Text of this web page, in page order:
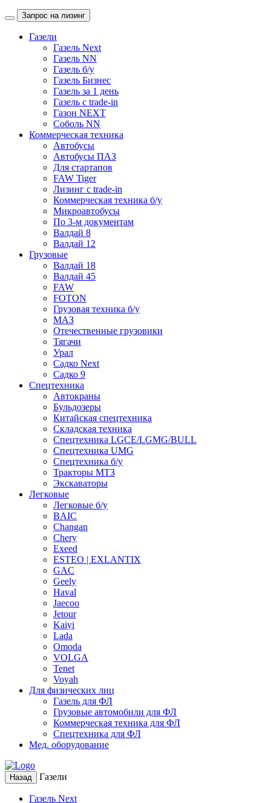
Запрос на лизинг
Газели
Газель Next
Газель NN
Газель б/у
Газель Бизнес
Газель за 1 день
Газель с trade-in
Газон NEXT
Соболь NN
Коммерческая техника
Автобусы
Автобусы ПАЗ
Для стартапов
FAW Tiger
Лизинг с trade-in
Коммерческая техника б/у
Микроавтобусы
По 3-м документам
Валдай 8
Валдай 12
Грузовые
Валдай 18
Валдай 45
FAW
FOTON
Грузовая техника б/у
МАЗ
Отечественные грузовики
Тягачи
Урал
Садко Next
Садко 9
Спецтехника
Автокраны
Бульдозеры
Китайская спецтехника
Складская техника
Спецтехника LGCE/LGMG/BULL
Спецтехника UMG
Спецтехника б/у
Тракторы МТЗ
Экскаваторы
Легковые
Легковые б/у
BAIC
Changan
Chery
Exeed
ESTEO | EXLANTIX
GAC
Geely
Haval
Jaecoo
Jetour
Kaiyi
Lada
Omoda
VOLGA
Tenet
Voyah
Для физических лиц
Газель для ФЛ
Грузовые автомобили для ФЛ
Коммерческая техника для ФЛ
Спецтехника для ФЛ
Мед. оборудование
Назад Газели
Газель Next